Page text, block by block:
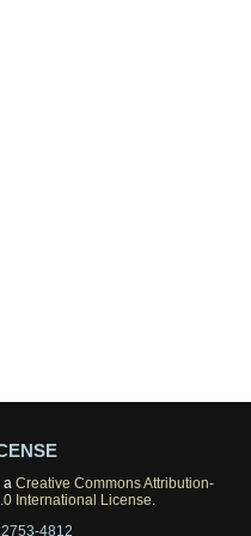
a Creative Commons Attribution-
International License.
2753-4812